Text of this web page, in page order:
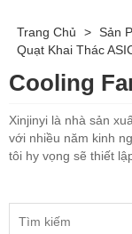
Trang Chủ > Sản
Quạt Khai Thác
Cooling
Xinjinyi là nhà sản
với nhiều năm kinh
tôi hy vọng sẽ thiết